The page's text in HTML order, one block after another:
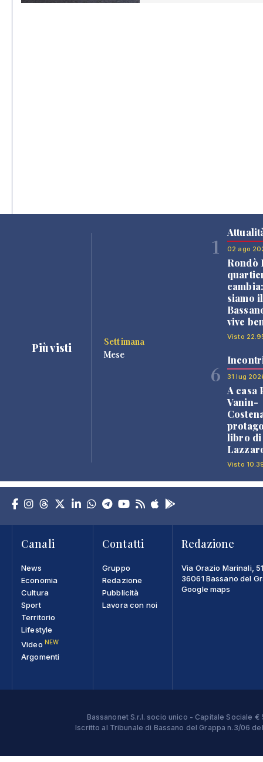
Più visti
Settimana
Mese
1 02 ago
Rondò
siamo
vive
Visto
6 31 lug
A casa
Vanin-
libro di
Visto
Canali
News
Economia
Cultura
Sport
Territorio
Lifestyle
Video NEW
Argomenti
Contatti
Gruppo
Redazione
Pubblicità
Lavora con noi
Redazione
Via Orazio Marinali,
36061 Bassano del
Google maps
Bassanonet S.r.l. socio unico - Capitale Sociale
Iscritto al Tribunale di Bassano del Grappa n.3/06